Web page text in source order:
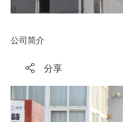
公司简介
分享